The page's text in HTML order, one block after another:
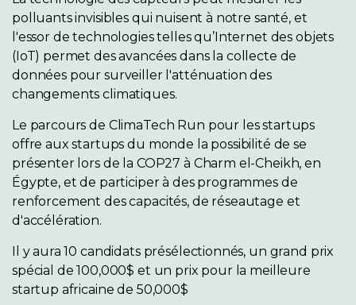
polluants invisibles qui nuisent à notre santé, et
l'essor de technologies telles qu’Internet des objets
(IoT) permet des avancées dans la collecte de
données pour surveiller l'atténuation des
changements climatiques.
Le parcours de ClimaTech Run pour les startups
offre aux startups du monde la possibilité de se
présenter lors de la COP27 à Charm el-Cheikh, en
Égypte, et de participer à des programmes de
renforcement des capacités, de réseautage et
d'accélération.
Il y aura 10 candidats présélectionnés, un grand prix
spécial de 100,000$ et un prix pour la meilleure
startup africaine de 50,000$